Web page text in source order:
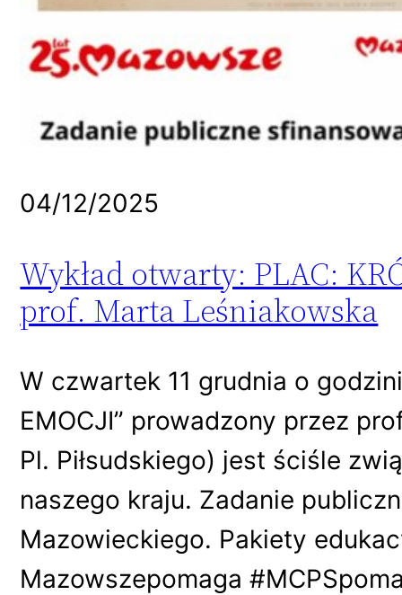
04/12/2025
Wykład otwarty: PLAC:
prof. Marta Leśniakowska
W czwartek 11 grudnia o
EMOCJI” prowadzony przez
Pl. Piłsudskiego) jest ściśle
naszego kraju. Zadanie
Mazowieckiego. Pakiety
Mazowszepomaga